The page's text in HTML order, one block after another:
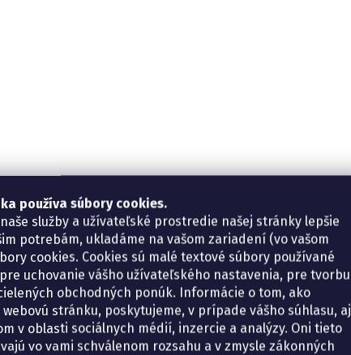
používa súbory cookies.
služby a užívateľské prostredie našej stránky lepšie
potrebám, ukladáme na vašom zariadení (vo vašom
cookies. Cookies sú malé textové súbory používané
uchovanie vášho užívateľského nastavenia, pre tvorbu
obchodných ponúk. Informácie o tom, ako
webovú stránku, poskytujeme, v prípade vášho súhlasu, aj
v oblasti sociálnych médií, inzercie a analýzy. Oni tieto
vo vami schválenom rozsahu a v zmysle zákonných